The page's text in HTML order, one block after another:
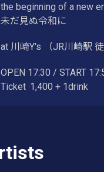
the beginning of a new
未だ見ぬ令和に
at 川崎Y's （JR川崎駅
OPEN 17:30 / START
Ticket ·1,400 + 1drink